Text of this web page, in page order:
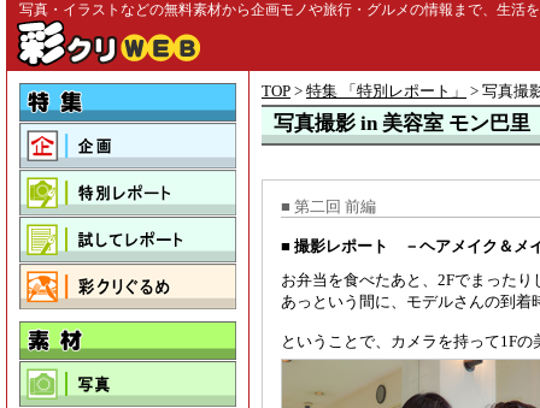
写真・イラストなどの無料素材から企画モノや旅行・グルメの情報まで、生活
TOP > 特集 「特別レポート」 > 写真撮
写真撮影 in 美容室 モン巴里
■ 第二回 前編
■ 撮影レポート －ヘアメイク＆メ
お弁当を食べたあと、2Fでまったり
あっという間に、モデルさんの到着
ということで、カメラを持って1F